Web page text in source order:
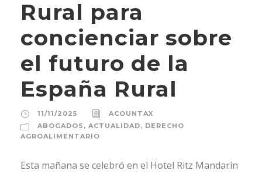
Rural para
concienciar sobre
el futuro de la
España Rural
11/11/2025
ACOUNTAX
ABOGADOS , ACTUALIDAD, DERECHO
AGROALIMENTARIO
Esta mañana se celebró en el Hotel Ritz Mandarin